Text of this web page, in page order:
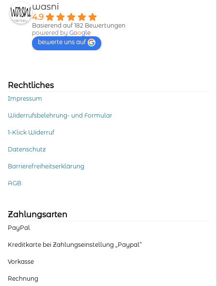
wasni
4.9
Basierend auf 182 Bewertungen
powered by Google
bewerte uns auf
Rechtliches
Impressum
Widerrufsbelehrung- und Formular
1-Klick Widerruf
Datenschutz
Barrierefreiheitserklärung
AGB
Zahlungsarten
PayPal
Kreditkarte bei Zahlungseinstellung „Paypal“
Vorkasse
Rechnung